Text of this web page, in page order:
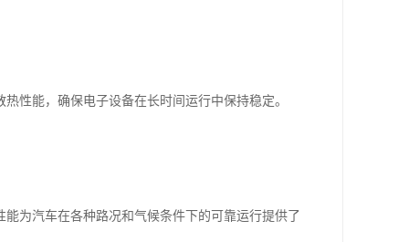
性能，确保电子设备在长时间运行中保持稳定。
为汽车在各种路况和气候条件下的可靠运行提供了